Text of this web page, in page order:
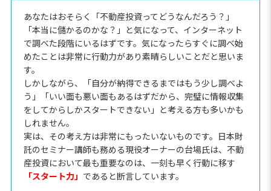
あなたはおそらく「不動産投資ってどうなんだろう？」
「本当に儲かるのかな？」と気になって、インターネット
で調べた段階にいるはずです。気になったらすぐに調べ始
めたことは非常に行動力があり素晴らしいことだと思いま
す。
しかしながら、「自分が納得できるまではもう少し調べよ
う」「いい面も悪い面もあるはずだから、完璧に情報収集
をしてからしかスタートできない」と考える方も多いかも
しれません。
実は、その考え方は非常にもったいないものです。日本財
託のセミナー講師も務める現役オーナーの台場氏は、不動
産投資において最も重要なのは、一刻も早く行動に移す
「スタート力」 であると断言しています。